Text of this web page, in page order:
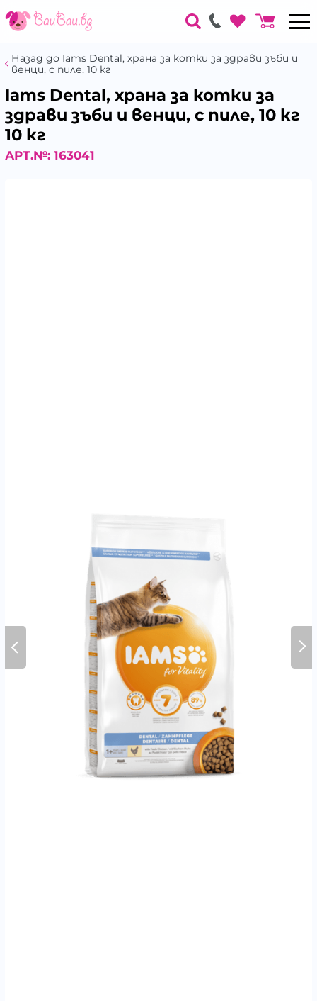
Назад до Iams Dental, храна за котки за здрави зъби и
венци, с пиле, 10 кг
Iams Dental, храна за котки за
здрави зъби и венци, с пиле, 10 кг
10 кг
АРТ.№: 163041